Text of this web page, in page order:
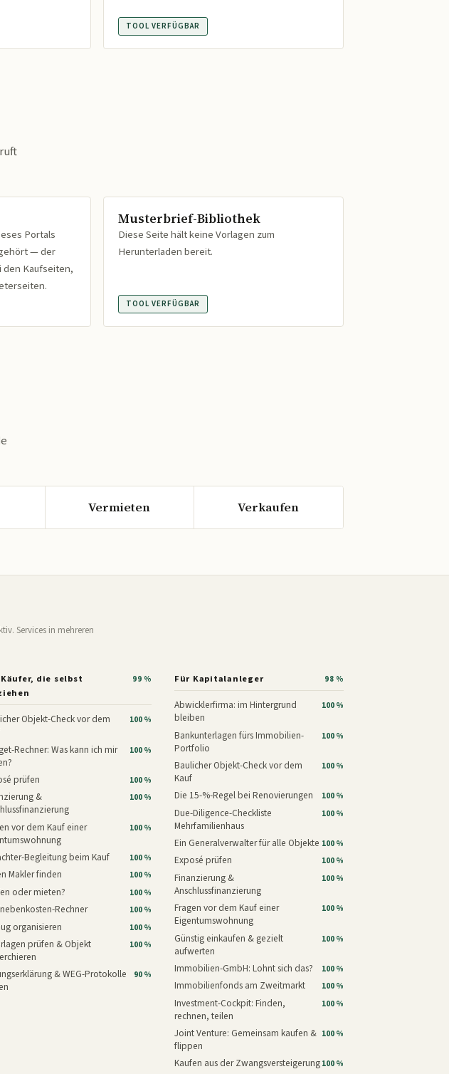
TOOL VERFÜGBAR
Portals
— der
Kaufseiten,
Musterbrief-Bibliothek
Diese Seite hält keine Vorlagen zum
Herunterladen bereit.
TOOL VERFÜGBAR
Vermieten Verkaufen
Services in mehreren
die selbst
99 %
Objekt-Check vor dem
100 %
Rechner: Was kann ich mir
100 %
prüfen 100 %
&
100 %
vor dem Kauf einer
100 %
Begleitung beim Kauf 100 %
Makler finden 100 %
oder mieten? 100 %
Rechner 100 %
organisieren 100 %
prüfen & Objekt
100 %
& WEG-Protokolle
90 %
Für Kapitalanleger 98 %
Abwicklerfirma: im Hintergrund
bleiben
100 %
Bankunterlagen fürs Immobilien-
Portfolio
100 %
Baulicher Objekt-Check vor dem
Kauf
100 %
Die 15-%-Regel bei Renovierungen 100 %
Due-Diligence-Checkliste
Mehrfamilienhaus
100 %
Ein Generalverwalter für alle Objekte 100 %
Exposé prüfen 100 %
Finanzierung &
Anschlussfinanzierung
100 %
Fragen vor dem Kauf einer
Eigentumswohnung
100 %
Günstig einkaufen & gezielt
aufwerten
100 %
Immobilien-GmbH: Lohnt sich das? 100 %
Immobilienfonds am Zweitmarkt 100 %
Investment-Cockpit: Finden,
rechnen, teilen
100 %
Joint Venture: Gemeinsam kaufen &
flippen
100 %
Kaufen aus der Zwangsversteigerung100 %